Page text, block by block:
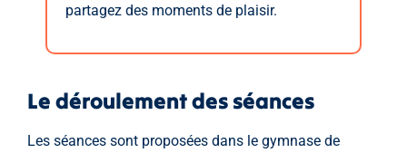
partagez des moments de plaisir.
Le déroulement des séances
Les séances sont proposées dans le gymnase de